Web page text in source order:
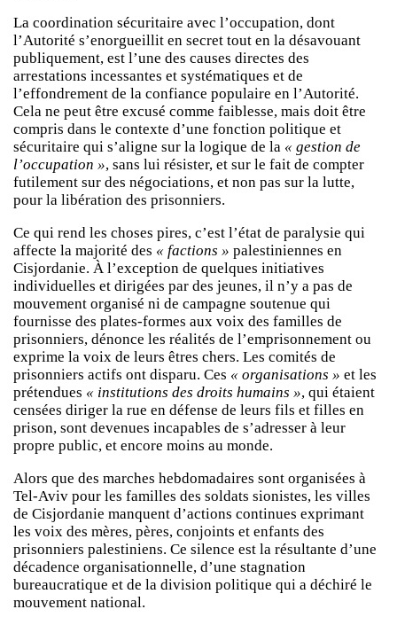
La coordination sécuritaire avec l’occupation, dont
l’Autorité s’enorgueillit en secret tout en la désavouant
publiquement, est l’une des causes directes des
arrestations incessantes et systématiques et de
l’effondrement de la confiance populaire en l’Autorité.
Cela ne peut être excusé comme faiblesse, mais doit être
compris dans le contexte d’une fonction politique et
sécuritaire qui s’aligne sur la logique de la « gestion de
l’occupation », sans lui résister, et sur le fait de compter
futilement sur des négociations, et non pas sur la lutte,
pour la libération des prisonniers.
Ce qui rend les choses pires, c’est l’état de paralysie qui
affecte la majorité des « factions » palestiniennes en
Cisjordanie. À l’exception de quelques initiatives
individuelles et dirigées par des jeunes, il n’y a pas de
mouvement organisé ni de campagne soutenue qui
fournisse des plates-formes aux voix des familles de
prisonniers, dénonce les réalités de l’emprisonnement ou
exprime la voix de leurs êtres chers. Les comités de
prisonniers actifs ont disparu. Ces « organisations » et les
prétendues « institutions des droits humains », qui étaient
censées diriger la rue en défense de leurs fils et filles en
prison, sont devenues incapables de s’adresser à leur
propre public, et encore moins au monde.
Alors que des marches hebdomadaires sont organisées à
Tel-Aviv pour les familles des soldats sionistes, les villes
de Cisjordanie manquent d’actions continues exprimant
les voix des mères, pères, conjoints et enfants des
prisonniers palestiniens. Ce silence est la résultante d’une
décadence organisationnelle, d’une stagnation
bureaucratique et de la division politique qui a déchiré le
mouvement national.